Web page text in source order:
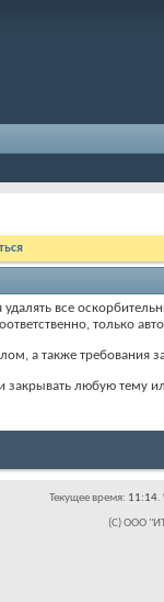
все
только
а также требования
закрывать любую
Текущее время: 11:14.
(C) ООО